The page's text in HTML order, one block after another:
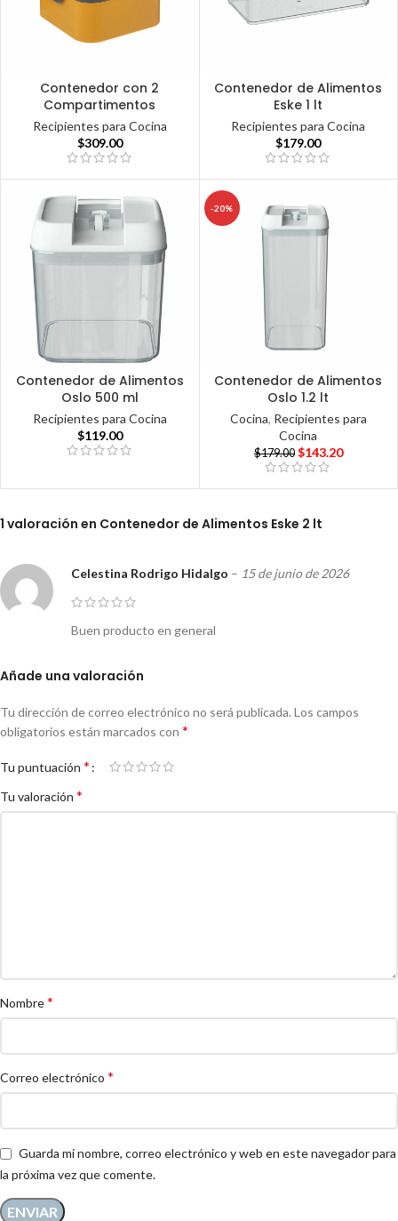
Contenedor con 2
Compartimentos
Recipientes para Cocina
$309.00
Contenedor de Alimentos
Eske 1 lt
Recipientes para Cocina
$179.00
Contenedor de Alimentos
Oslo 500 ml
Recipientes para Cocina
$119.00
-20%
Contenedor de Alimentos
Oslo 1.2 lt
Cocina, Recipientes para
Cocina
$179.00 $143.20
1 valoración en Contenedor de Alimentos Eske 2 lt
Celestina Rodrigo Hidalgo – 15 de junio de 2026
Buen producto en general
Añade una valoración
Tu dirección de correo electrónico no será publicada. Los campos
obligatorios están marcados con *
Tu puntuación *
Tu valoración *
Nombre*
Correo electrónico *
Guarda mi nombre, correo electrónico y web en este navegador para
la próxima vez que comente.